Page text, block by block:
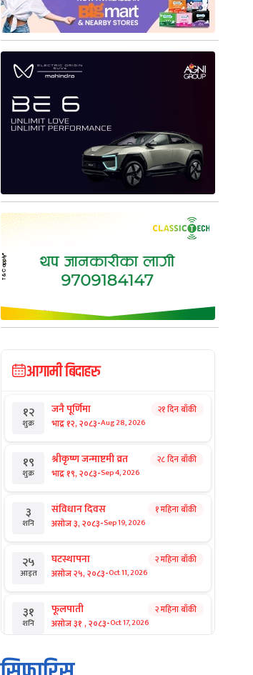
आगामी बिदाहरु
१२
शुक्र
जनै पूर्णिमा
भाद्र १२, २०८३-Aug 28, 2026
२१ दिन बाँकी
१९
शुक्र
श्रीकृष्ण जन्माष्टमी व्रत
भाद्र १९, २०८३-Sep 4, 2026
२८ दिन बाँकी
३
शनि
संविधान दिवस
असोज ३, २०८३-Sep 19, 2026
१ महिना बाँकी
२५
आइत
घटस्थापना
असोज २५, २०८३-Oct 11, 2026
२ महिना बाँकी
३१
शनि
फूलपाती
असोज ३१ , २०८३-Oct 17, 2026
२ महिना बाँकी
१ कार्तिक सङ्क्रान्ति